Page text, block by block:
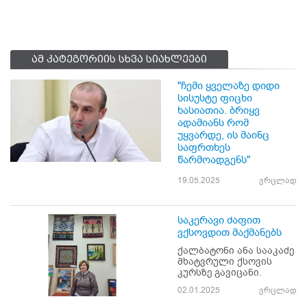
ამ კატეგორიის სხვა სიახლეები
"ჩემი ყველაზე დიდი
სისუსტე ფიცხი
ხასიათია. ბრიყვ
ადამიანს რომ
უყვარდე, ის მაინც
საფრთხეს
წარმოადგენს"
19.05.2025 ვრცლად
საკერავი ძაფით
ვქსოვდით მაქმანებს
ქალბატონი ანა სააკაძე
მხატვრული ქსოვის
კურსზე გავიცანი.
02.01.2025 ვრცლად